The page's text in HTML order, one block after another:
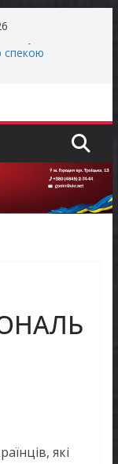
жителів
на працю
уже можуть
які